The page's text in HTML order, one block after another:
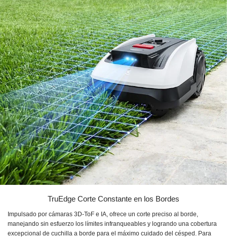
TruEdge Corte Constante en los Bordes
Impulsado por cámaras 3D-ToF e IA, ofrece un corte preciso al borde,
manejando sin esfuerzo los límites infranqueables y logrando una cobertura
excepcional de cuchilla a borde para el máximo cuidado del césped. Para